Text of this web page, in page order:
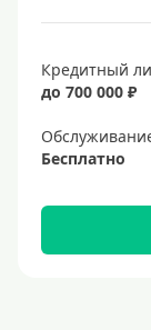
Кредитный
до 700 000 ₽
Бесплатно